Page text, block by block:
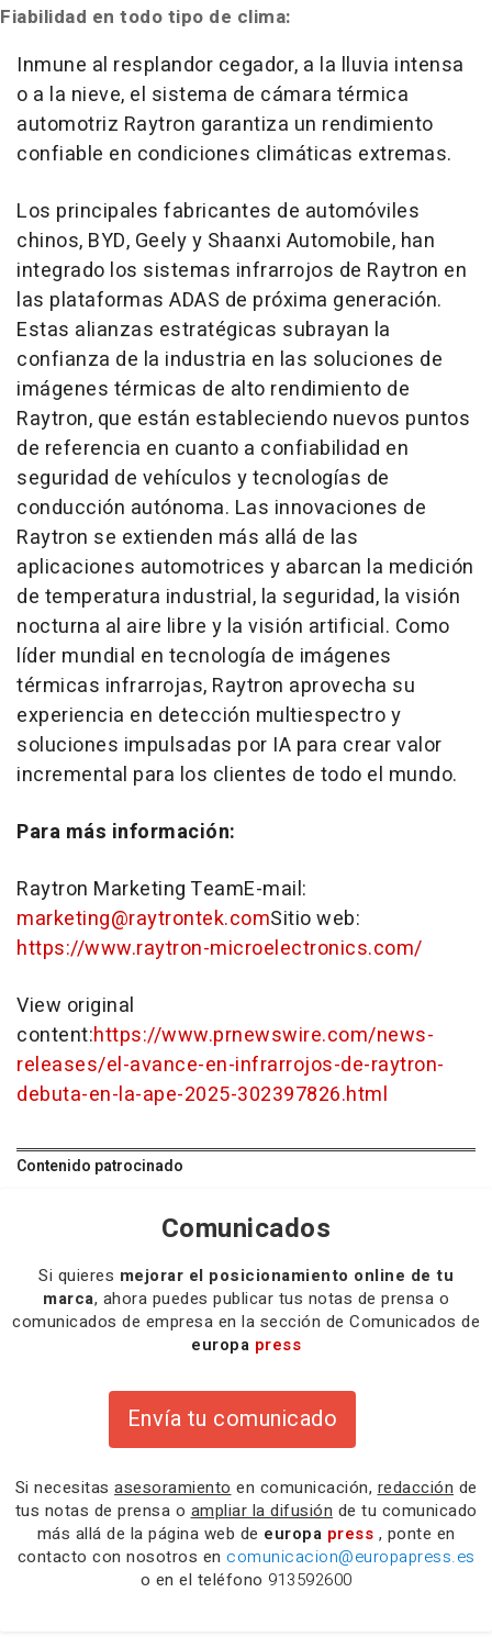
Fiabilidad en todo tipo de clima:
Inmune al resplandor cegador, a la lluvia intensa
o a la nieve, el sistema de cámara térmica
automotriz Raytron garantiza un rendimiento
confiable en condiciones climáticas extremas.
Los principales fabricantes de automóviles
chinos, BYD, Geely y Shaanxi Automobile, han
integrado los sistemas infrarrojos de Raytron en
las plataformas ADAS de próxima generación.
Estas alianzas estratégicas subrayan la
confianza de la industria en las soluciones de
imágenes térmicas de alto rendimiento de
Raytron, que están estableciendo nuevos puntos
de referencia en cuanto a confiabilidad en
seguridad de vehículos y tecnologías de
conducción autónoma. Las innovaciones de
Raytron se extienden más allá de las
aplicaciones automotrices y abarcan la medición
de temperatura industrial, la seguridad, la visión
nocturna al aire libre y la visión artificial. Como
líder mundial en tecnología de imágenes
térmicas infrarrojas, Raytron aprovecha su
experiencia en detección multiespectro y
soluciones impulsadas por IA para crear valor
incremental para los clientes de todo el mundo.
Para más información:
Raytron Marketing TeamE-mail:
marketing@raytrontek.comSitio web:
https://www.raytron-microelectronics.com/
View original
content:https://www.prnewswire.com/news-
releases/el-avance-en-infrarrojos-de-raytron-
debuta-en-la-ape-2025-302397826.html
Contenido patrocinado
Comunicados
Si quieres mejorar el posicionamiento online de tu
marca, ahora puedes publicar tus notas de prensa o
comunicados de empresa en la sección de Comunicados de
europa press
Envía tu comunicado
Si necesitas asesoramiento en comunicación, redacción de
tus notas de prensa o ampliar la difusión de tu comunicado
más allá de la página web de europa press , ponte en
contacto con nosotros en comunicacion@europapress.es
o en el teléfono 913592600